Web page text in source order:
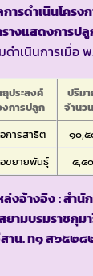
ารดำเนินโครง
างแสดงการป
ดำเนินการเมื่
ประสงค์
การปลูก
ปริม
จำนว
การสาธิต ๑๐,
ขยายพันธุ์
๕,๕
งอ้างอิง: สำนั
ยามบรมราชกุม
าน. ท๑ ส๖๕๒